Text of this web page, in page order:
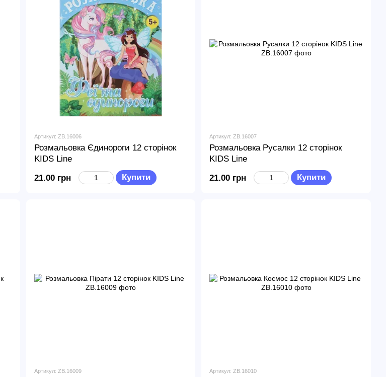
Артикул: ZB.16006
Розмальовка Єдинороги 12 сторінок
KIDS Line
21.00 грн Купити
Артикул: ZB.16007
Розмальовка Русалки 12 сторінок
KIDS Line
21.00 грн Купити
Артикул: ZB.16009 Артикул: ZB.16010